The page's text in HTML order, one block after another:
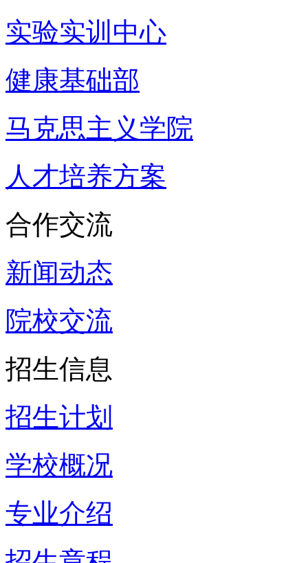
实验实训中心
健康基础部
马克思主义学院
人才培养方案
合作交流
新闻动态
院校交流
招生信息
招生计划
学校概况
专业介绍